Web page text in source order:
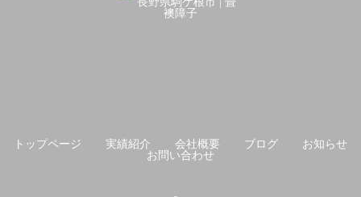
トップページ 実績紹介 会社概要 ブログ
お知らせ
お問い合わせ